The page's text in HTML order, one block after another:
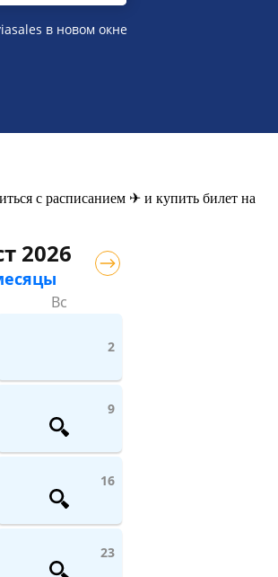
в новом окне
с расписанием ✈ и купить билет на
2026
Вс
2
9
16
23